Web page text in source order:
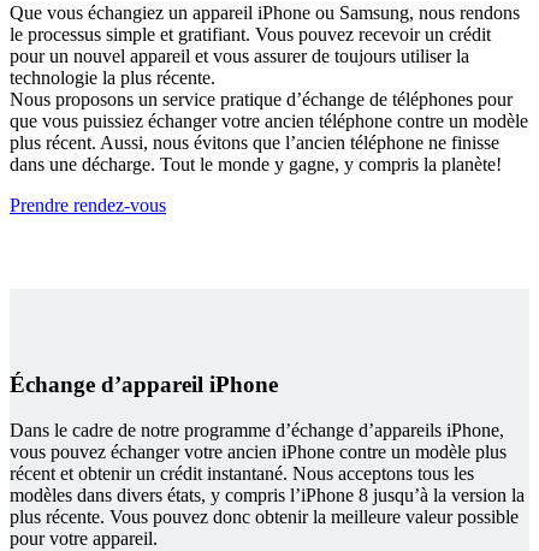
Que vous échangiez un appareil iPhone ou Samsung, nous rendons
le processus simple et gratifiant. Vous pouvez recevoir un crédit
pour un nouvel appareil et vous assurer de toujours utiliser la
technologie la plus récente.
Nous proposons un service pratique d’échange de téléphones pour
que vous puissiez échanger votre ancien téléphone contre un modèle
plus récent. Aussi, nous évitons que l’ancien téléphone ne finisse
dans une décharge. Tout le monde y gagne, y compris la planète!
Prendre rendez-vous
Échange d’appareil iPhone
Dans le cadre de notre programme d’échange d’appareils iPhone,
vous pouvez échanger votre ancien iPhone contre un modèle plus
récent et obtenir un crédit instantané. Nous acceptons tous les
modèles dans divers états, y compris l’iPhone 8 jusqu’à la version la
plus récente. Vous pouvez donc obtenir la meilleure valeur possible
pour votre appareil.